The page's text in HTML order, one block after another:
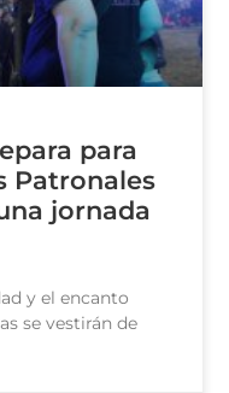
para
Patronales
jornada
y el encanto
se vestirán de